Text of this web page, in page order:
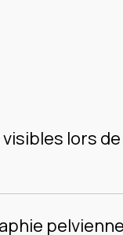
lors
permet de
et le bassin.